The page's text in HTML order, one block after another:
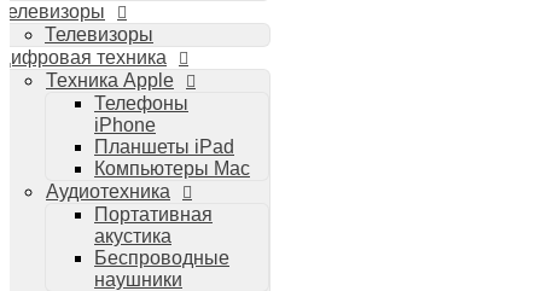
Телевизоры
техника
Техника Apple
Телефоны
iPhone
Планшеты iPad
Компьютеры Mac
Аудиотехника
Портативная
акустика
Беспроводные
наушники